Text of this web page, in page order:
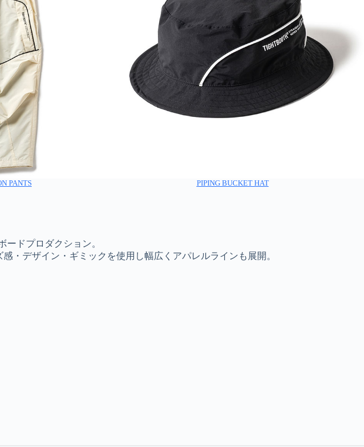
PANTS PIPING BUCKET HAT
ドプロダクション。
・デザイン・ギミックを使用し幅広くアパレルラインも展開。